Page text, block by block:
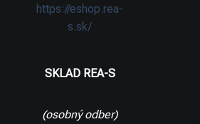
https://eshop.rea-
s.sk/
SKLAD REA-S
(osobný odber)